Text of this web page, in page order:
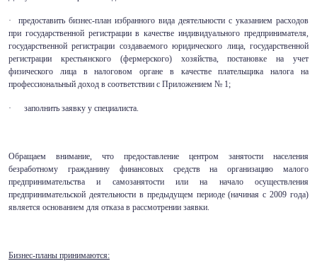
· предоставить бизнес-план избранного вида деятельности с указанием расходов
при государственной регистрации в качестве индивидуального предпринимателя,
государственной регистрации создаваемого юридического лица, государственной
регистрации крестьянского (фермерского) хозяйства, постановке на учет
физического лица в налоговом органе в качестве плательщика налога на
профессиональный доход в соответствии с Приложением № 1;
· заполнить заявку у специалиста.
Обращаем внимание, что предоставление центром занятости населения
безработному гражданину финансовых средств на организацию малого
предпринимательства и самозанятости или на начало осуществления
предпринимательской деятельности в предыдущем периоде (начиная с 2009 года)
является основанием для отказа в рассмотрении заявки.
Бизнес-планы принимаются: